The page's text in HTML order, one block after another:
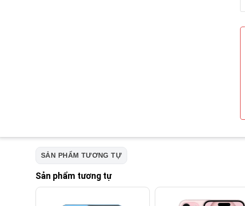
SẢN PHẨM TƯƠNG TỰ
Sản phẩm tương tự